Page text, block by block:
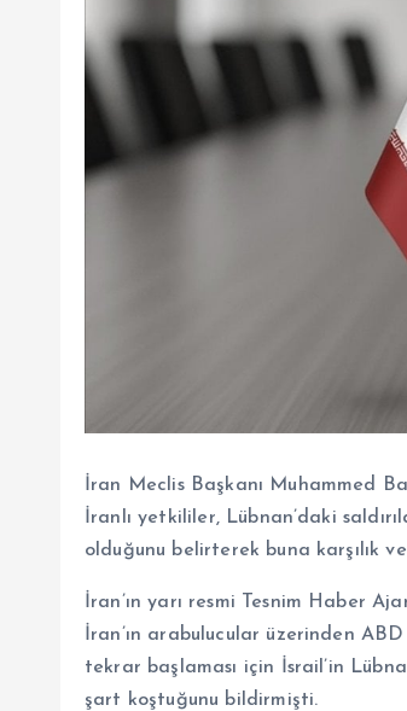
İran Meclis Başkanı Muhammed
İranlı yetkililer, Lübnan’daki
olduğunu belirterek buna karşılık
İran’ın yarı resmi Tesnim Haber
İran’ın arabulucular üzerinden
tekrar başlaması için İsrail’in
şart koştuğunu bildirmişti.